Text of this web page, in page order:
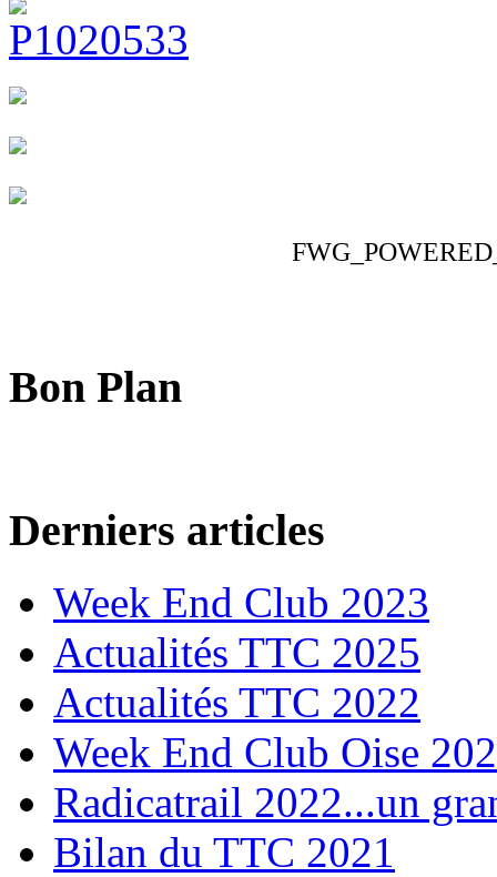
Bon Plan
Derniers articles
Week End Club 2023
Actualités TTC 2025
Actualités TTC 2022
Week End Club Oise
Radicatrail 2022...un
Bilan du TTC 2021